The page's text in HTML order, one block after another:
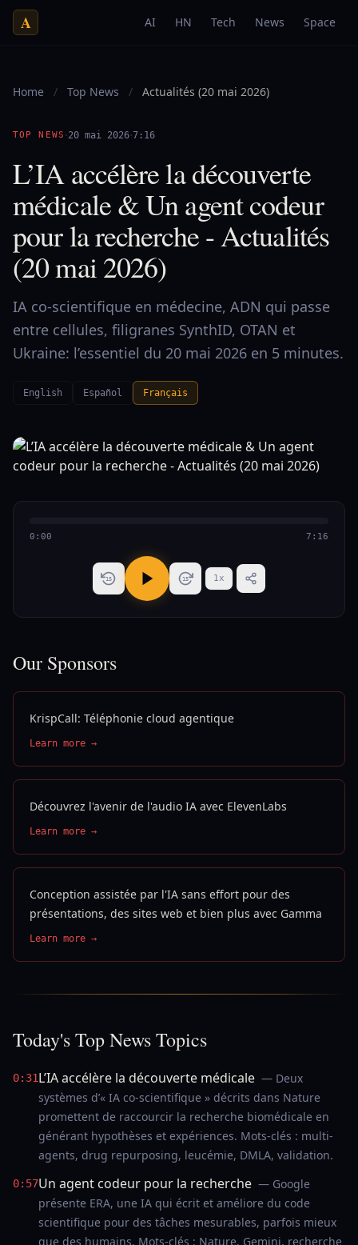
A AI HN Tech News Space
Home / Top News / Actualités (20 mai 2026)
TOP NEWS ·20 mai 2026·7:16
L’IA accélère la découverte
médicale & Un agent codeur
pour la recherche - Actualités
(20 mai 2026)
IA co-scientifique en médecine, ADN qui passe
entre cellules, filigranes SynthID, OTAN et
Ukraine: l’essentiel du 20 mai 2026 en 5 minutes.
English Español Français
0:00 7:16
15 15 1x
Our Sponsors
KrispCall: Téléphonie cloud agentique
Learn more →
Découvrez l'avenir de l'audio IA avec ElevenLabs
Learn more →
Conception assistée par l'IA sans effort pour des
présentations, des sites web et bien plus avec Gamma
Learn more →
Today's Top News Topics
0:31L’IA accélère la découverte médicale — Deux
systèmes d’« IA co-scientifique » décrits dans Nature
promettent de raccourcir la recherche biomédicale en
générant hypothèses et expériences. Mots-clés : multi-
agents, drug repurposing, leucémie, DMLA, validation.
0:57Un agent codeur pour la recherche — Google
présente ERA, une IA qui écrit et améliore du code
scientifique pour des tâches mesurables, parfois mieux
que des humains. Mots-clés : Nature, Gemini, recherche